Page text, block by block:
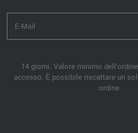
14 giorni. Valore minimo
accesso. È possibile riscattare un
ordine.